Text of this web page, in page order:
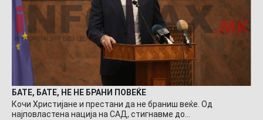
БАТЕ, БАТЕ, НЕ НЕ БРАНИ ПОВЕЌЕ
Кочи Христијане и престани да не браниш веќе. Од
најповластена нација на САД, стигнавме до…